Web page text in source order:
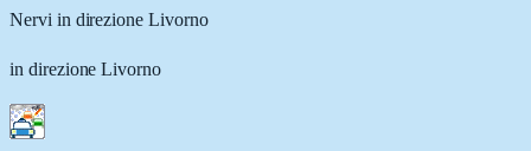
Nervi in direzione Livorno
in direzione Livorno